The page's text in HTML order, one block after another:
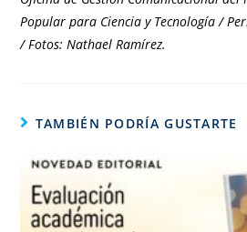
Popular para Ciencia y Tecnología /
/ Fotos: Nathael Ramírez.
TAMBIÉN PODRÍA GUSTARTE